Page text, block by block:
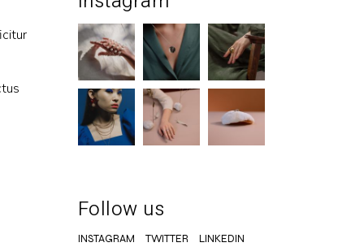
Follow us
INSTAGRAM TWITTER LINKEDIN